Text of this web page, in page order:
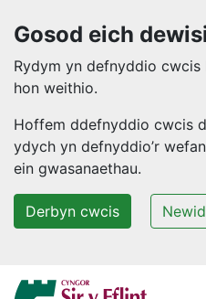
Gosod eich
Rydym yn defnyddio cwcis
hon weithio.
Hoffem ddefnyddio cwcis
ydych yn defnyddio’r
ein gwasanaethau.
Derbyn cwcis
Neidio i'r prif gynnwys